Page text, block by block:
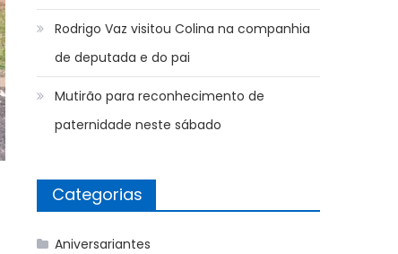
Rodrigo Vaz visitou Colina na companhia
de deputada e do pai
Mutirão para reconhecimento de
paternidade neste sábado
Categorias
Aniversariantes